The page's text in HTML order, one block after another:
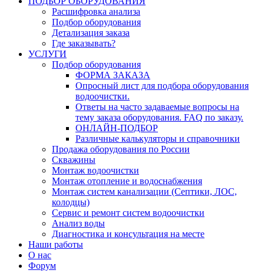
Расшифровка анализа
Подбор оборудования
Детализация заказа
Где заказывать?
УСЛУГИ
Подбор оборудования
ФОРМА ЗАКАЗА
Опросный лист для подбора оборудования
водоочистки.
Ответы на часто задаваемые вопросы на
тему заказа оборудования. FAQ по заказу.
ОНЛАЙН-ПОДБОР
Различные калькуляторы и справочники
Продажа оборудования по России
Скважины
Монтаж водоочистки
Монтаж отопление и водоснабжения
Монтаж систем канализации (Септики, ЛОС,
колодцы)
Сервис и ремонт систем водоочистки
Анализ воды
Диагностика и консультация на месте
Наши работы
О нас
Форум